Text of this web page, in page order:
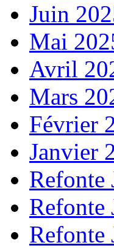
Juin
Mai
Avril
Mars
Février
Janvier
Refonte
Refonte
Refonte